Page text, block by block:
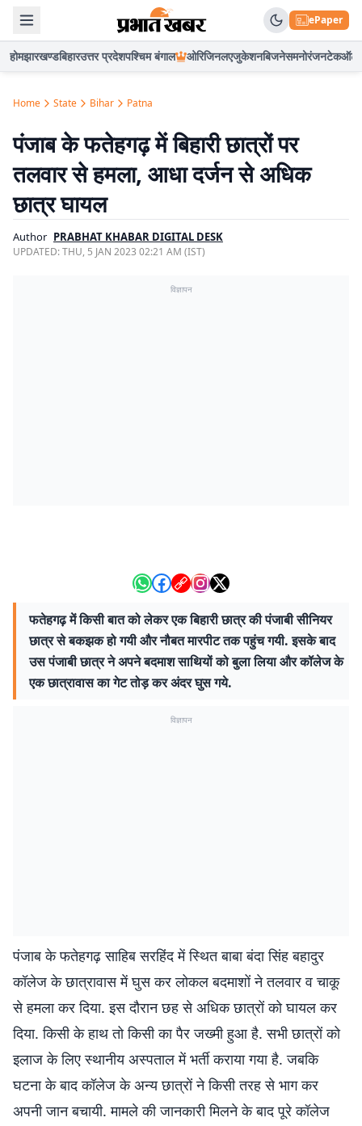
ePaper
होमझारखण्डबिहारउत्तर प्रदेशपश्चिम बंगाल ओरिजिनलएजुकेशनबिजनेसमनोरंजनटेकऑटो
Home State Bihar Patna
पंजाब के फतेहगढ़ में बिहारी छात्रों पर
तलवार से हमला, आधा दर्जन से अधिक
छात्र घायल
Author PRABHAT KHABAR DIGITAL DESK
UPDATED:THU, 5 JAN 2023 02:21 AM (IST)
विज्ञापन
फतेहगढ़ में किसी बात को लेकर एक बिहारी छात्र की पंजाबी सीनियर
छात्र से बकझक हो गयी और नौबत मारपीट तक पहुंच गयी. इसके बाद
उस पंजाबी छात्र ने अपने बदमाश साथियों को बुला लिया और कॉलेज के
एक छात्रावास का गेट तोड़ कर अंदर घुस गये.
विज्ञापन
पंजाब के फतेहगढ़ साहिब सरहिंद में स्थित बाबा बंदा सिंह बहादुर
कॉलेज के छात्रावास में घुस कर लोकल बदमाशों ने तलवार व चाकू
से हमला कर दिया. इस दौरान छह से अधिक छात्रों को घायल कर
दिया. किसी के हाथ तो किसी का पैर जख्मी हुआ है. सभी छात्रों को
इलाज के लिए स्थानीय अस्पताल में भर्ती कराया गया है. जबकि
घटना के बाद कॉलेज के अन्य छात्रों ने किसी तरह से भाग कर
अपनी जान बचायी. मामले की जानकारी मिलने के बाद पूरे कॉलेज